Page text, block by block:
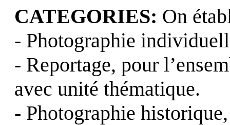
CATEGORIES: On
- Photographie
- Reportage, pour
avec unité thématique.
- Photographie